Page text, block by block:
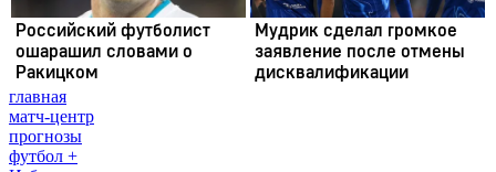
главная
матч-центр
прогнозы
футбол +